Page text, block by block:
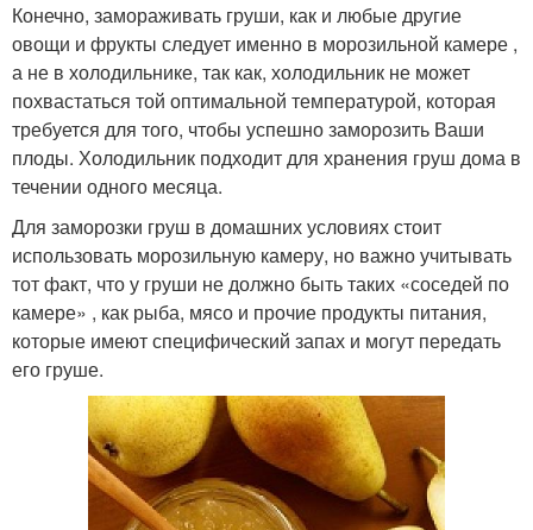
Конечно, замораживать груши, как и любые другие
овощи и фрукты следует именно в морозильной камере ,
а не в холодильнике, так как, холодильник не может
похвастаться той оптимальной температурой, которая
требуется для того, чтобы успешно заморозить Ваши
плоды. Холодильник подходит для хранения груш дома в
течении одного месяца.
Для заморозки груш в домашних условиях стоит
использовать морозильную камеру, но важно учитывать
тот факт, что у груши не должно быть таких «соседей по
камере» , как рыба, мясо и прочие продукты питания,
которые имеют специфический запах и могут передать
его груше.